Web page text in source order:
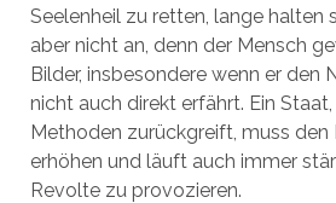
Seelenheil zu retten, lange halten
aber nicht an, denn der Mensch
Bilder, insbesondere wenn er den
nicht auch direkt erfährt. Ein
Methoden zurückgreift, muss den
erhöhen und läuft auch immer
Revolte zu provozieren.